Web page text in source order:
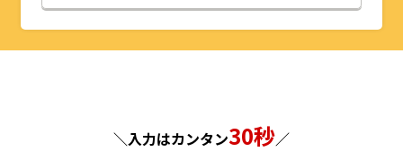
山形県
千葉県
神奈川県
福井県
長野県
京都府
兵庫県
島根県
広島県
福岡県
長崎県
＼入力はカンタン30秒／